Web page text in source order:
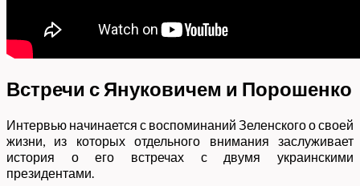
Встречи с Януковичем и Порошенко
Интервью начинается с воспоминаний Зеленского о своей
жизни, из которых отдельного внимания заслуживает
история о его встречах с двумя украинскими
президентами.